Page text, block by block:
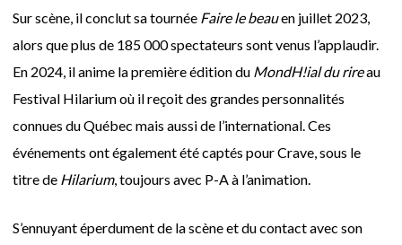
Sur scène, il conclut sa tournée Faire le beauen juillet 2023,
alors que plus de 185 000 spectateurs sont venus l’applaudir.
En 2024, il anime la première édition du MondH!ial du rireau
Festival Hilarium où il reçoit des grandes personnalités
connues du Québec mais aussi de l’international. Ces
événements ont également été captés pour Crave, sous le
titre de Hilarium, toujours avec P-A à l’animation.
S’ennuyant éperdument de la scène et du contact avec son